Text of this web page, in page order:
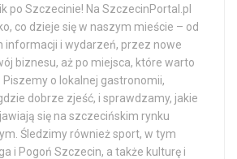
po Szczecinie! Na SzczecinPortal.pl
co dzieje się w naszym mieście – od
informacji i wydarzeń, przez nowe
biznesu, aż po miejsca, które warto
Piszemy o lokalnej gastronomii,
dobrze zjeść, i sprawdzamy, jakie
się na szczecińskim rynku
Śledzimy również sport, w tym
i Pogoń Szczecin, a także kulturę i